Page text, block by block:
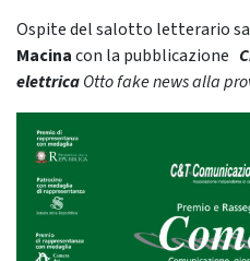
Ospite del salotto letterario
Macinacon la pubblicazione
elettricaOtto fake news alla